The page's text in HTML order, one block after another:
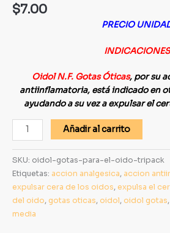
$7.00
PRECIO
INDICACIONES
Oidol N.F. Gotas Óticas, por su
antiinflamatoria, está indicado en
ayudando a su vez a expulsar el
Añadir al carrito
SKU: oidol-gotas-para-el-oido-tripack
Etiquetas: accion analgesica, accion
expulsar cera de los oidos, expulsa el
del oido, gotas oticas, oidol, oidol gotas,
media